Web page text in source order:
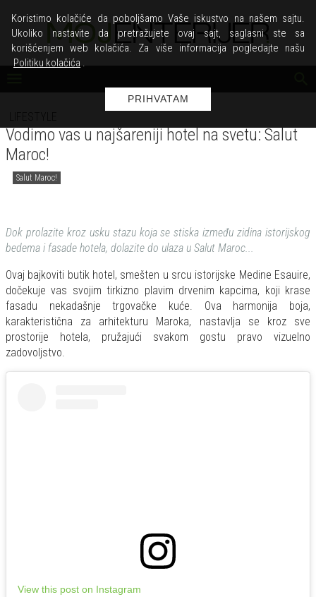
Vodimo vas u najšareniji hotel na svetu: Salut
Maroc!
Salut Maroc!
Dok prolazite kroz usku stazu koja se stiska između zidina istorijskog
bedema i fasade hotela, dolazite do ulaza u Salut Maroc...
Ovaj bajkoviti butik hotel, smešten u srcu istorijske Medine Esauire,
dočekuje vas svojim tirkizno plavim drvenim kapcima, koji krase
fasadu nekadašnje trgovačke kuće. Ova harmonija boja,
karakteristična za arhitekturu Maroka, nastavlja se kroz sve
prostorije hotela, pružajući svakom gostu pravo vizuelno
zadovoljstvo.
View this post on Instagram
Koristimo kolačiće da poboljšamo Vaše iskustvo na našem sajtu.
Ukoliko nastavite da pretražujete ovaj sajt, saglasni ste sa
korišćenjem web kolačića. Za više informacija pogledajte našu
Politiku kolačića .
PRIHVATAM